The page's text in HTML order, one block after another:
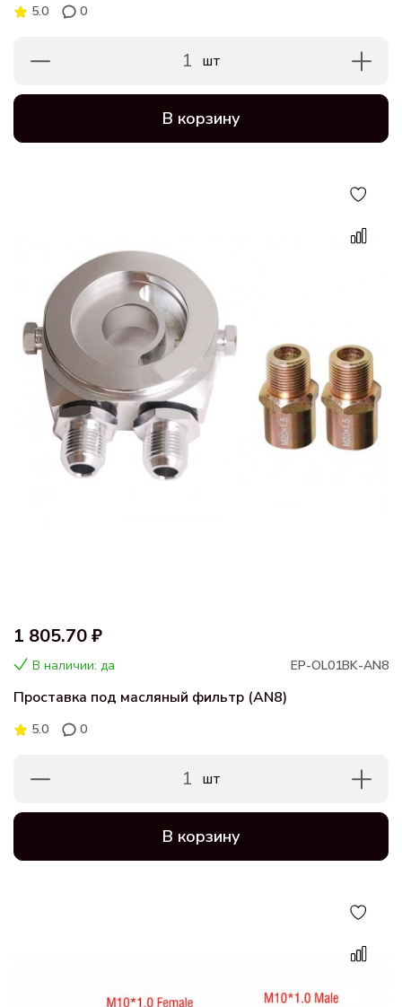
5.0 0
1 шт
В корзину
1 805.70 ₽
В наличии: да EP-OL01BK-AN8
Проставка под масляный фильтр (AN8)
5.0 0
1 шт
В корзину